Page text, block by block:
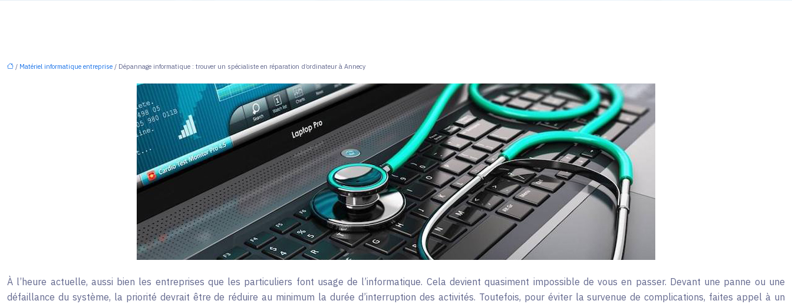
/ Matériel informatique entreprise / Dépannage informatique : trouver un spécialiste en réparation d’ordinateur à Annecy
À l’heure actuelle, aussi bien les entreprises que les particuliers font usage de l’informatique. Cela devient quasiment impossible de vous en passer. Devant une panne ou une
défaillance du système, la priorité devrait être de réduire au minimum la durée d’interruption des activités. Toutefois, pour éviter la survenue de complications, faites appel à un